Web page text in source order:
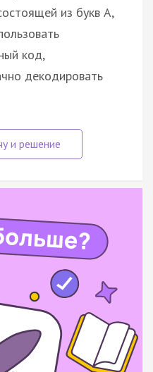
из букв А,
код,
декодировать